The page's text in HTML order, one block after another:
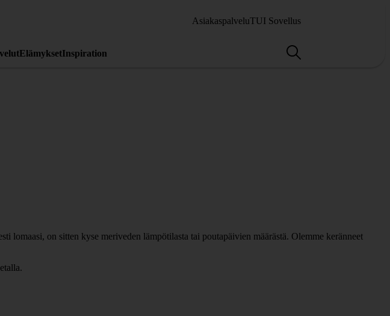
AsiakaspalveluTUI Sovellus
ElämyksetInspiration
on sitten kyse meriveden lämpötilasta tai poutapäivien määrästä. Olemme keränneet